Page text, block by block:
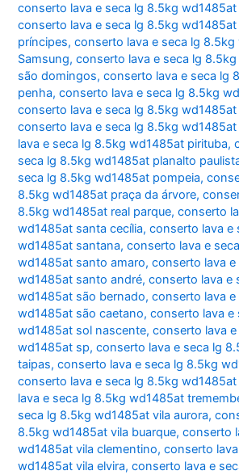
conserto lava e seca lg 8.5kg
conserto lava e seca lg 8.5kg
príncipes,conserto lava e seca lg
Samsung,conserto lava e seca lg
são domingos,conserto lava e seca lg
penha,conserto lava e seca lg 8.5kg
conserto lava e seca lg 8.5kg
conserto lava e seca lg 8.5kg wd1485at
lava e seca lg 8.5kg wd1485at pirituba,
seca lg 8.5kg wd1485at planalto
seca lg 8.5kg wd1485at pompeia,
8.5kg wd1485at praça da árvore,
8.5kg wd1485at real parque,conserto
wd1485at santa cecília,conserto lava e
wd1485at santana,conserto lava e
wd1485at santo amaro,conserto lava
wd1485at santo andré,conserto lava e
wd1485at são bernado,conserto lava
wd1485at são caetano,conserto lava e
wd1485at sol nascente,conserto lava
wd1485at sp,conserto lava e seca lg
taipas,conserto lava e seca lg 8.5kg
conserto lava e seca lg 8.5kg
lava e seca lg 8.5kg wd1485at
seca lg 8.5kg wd1485at vila aurora,
8.5kg wd1485at vila buarque,conserto
wd1485at vila clementino,conserto
wd1485at vila elvira,conserto lava e